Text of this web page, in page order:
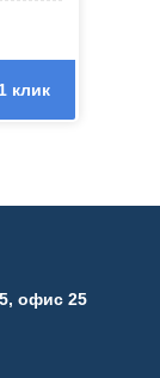
клик
офис 25